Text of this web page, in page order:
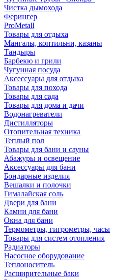
Чистка дымохода
Ферингер
ProMetall
Товары для отдыха
Мангалы, коптильни, казаны
Тандыры
Барбекю и грили
Чугунная посуда
Аксессуары для отдыха
Товары для похода
Товары для сада
Товары для дома и дачи
Водонагреватели
Дистилляторы
Отопительная техника
Теплый пол
Товары для бани и сауны
Абажуры и освещение
Аксессуары для бани
Бондарные изделия
Вешалки и полочки
Гималайская соль
Двери для бани
Камни для бани
Окна для бани
Термометры, гигрометры, часы
Товары для систем отопления
Радиаторы
Насосное оборудование
Теплоноситель
Расширительные баки